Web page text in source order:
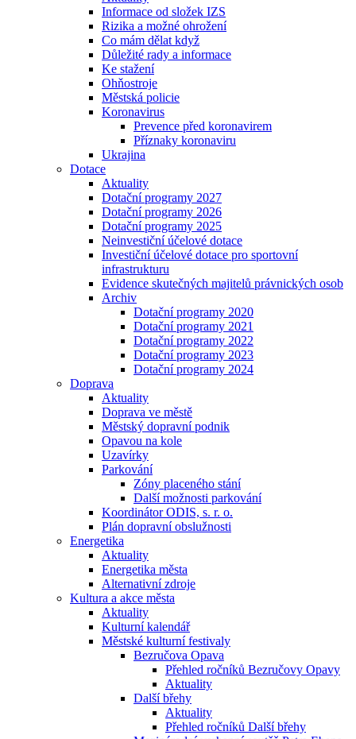
Informace od složek IZS
Rizika a možné ohrožení
Co mám dělat když
Důležité rady a informace
Ke stažení
Ohňostroje
Městská policie
Koronavirus
Prevence před koronavirem
Příznaky koronaviru
Ukrajina
Dotace
Aktuality
Dotační programy 2027
Dotační programy 2026
Dotační programy 2025
Neinvestiční účelové dotace
Investiční účelové dotace pro sportovní
infrastrukturu
Evidence skutečných majitelů právnických osob
Archiv
Dotační programy 2020
Dotační programy 2021
Dotační programy 2022
Dotační programy 2023
Dotační programy 2024
Doprava
Aktuality
Doprava ve městě
Městský dopravní podnik
Opavou na kole
Uzavírky
Parkování
Zóny placeného stání
Další možnosti parkování
Koordinátor ODIS, s. r. o.
Plán dopravní obslužnosti
Energetika
Aktuality
Energetika města
Alternativní zdroje
Kultura a akce města
Aktuality
Kulturní kalendář
Městské kulturní festivaly
Bezručova Opava
Přehled ročníků Bezručovy Opavy
Aktuality
Další břehy
Aktuality
Přehled ročníků Další břehy